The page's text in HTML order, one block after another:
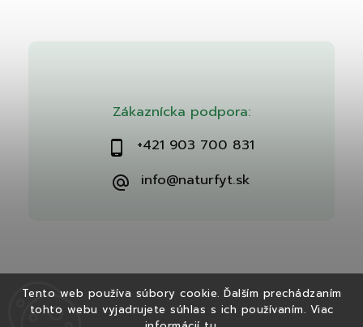
Tento web používa súbory cookie. Ďalším prechádzaním
tohto webu vyjadrujete súhlas s ich používaním. Viac
Zákaznícka podpora:
+421 903 700 831
info@naturfyt.sk
Copyright 2026Naturfyt.sk. Všetky práva vyhradené.